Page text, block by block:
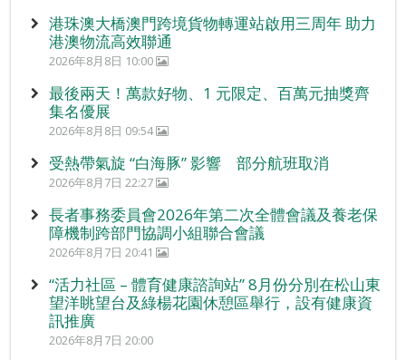
港珠澳大橋澳門跨境貨物轉運站啟用三周年 助力
港澳物流高效聯通
2026年8月8日 10:00
最後兩天！萬款好物、1 元限定、百萬元抽獎齊
集名優展
2026年8月8日 09:54
受熱帶氣旋 “白海豚” 影響 部分航班取消
2026年8月7日 22:27
長者事務委員會2026年第二次全體會議及養老保
障機制跨部門協調小組聯合會議
2026年8月7日 20:41
“活力社區 – 體育健康諮詢站” 8月份分別在松山東
望洋眺望台及綠楊花園休憩區舉行，設有健康資
訊推廣
2026年8月7日 20:00